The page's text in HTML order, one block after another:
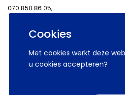
Cookies
Met cookies werkt deze
u cookies accepteren?
070 850 86 05,
© 2026 AWVN